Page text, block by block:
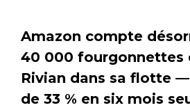
Amazon compte
40 000 fourgonnettes
Rivian dans sa flotte
de 33 % en six mois